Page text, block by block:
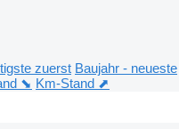
zuerst Baujahr - neueste
⬊ Km-Stand ⬈